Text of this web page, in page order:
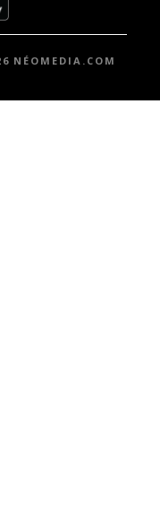
NÉOMEDIA.COM